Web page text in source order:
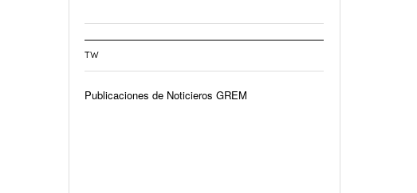
TW
Publicaciones de Noticieros GREM